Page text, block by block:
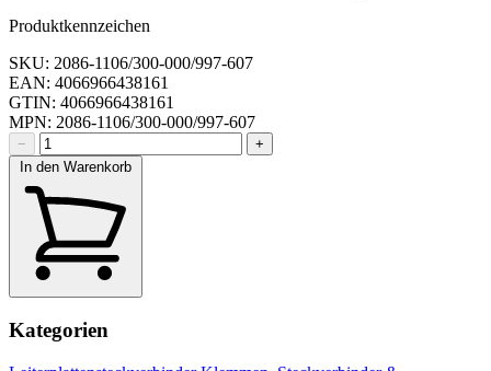
Produktkennzeichen
SKU: 2086-1106/300-000/997-607
EAN: 4066966438161
GTIN: 4066966438161
MPN: 2086-1106/300-000/997-607
−
+
In den Warenkorb
Kategorien